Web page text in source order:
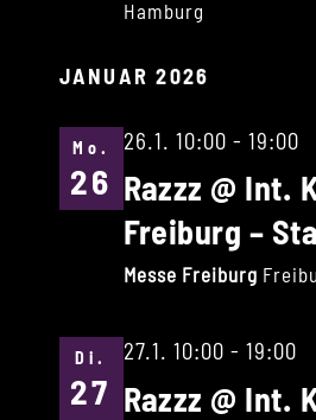
Hamburg
JANUAR 2026
Mo.
26
26.1. 10:00 - 19:00
Razzz @ Int.
Freiburg –
Messe Freiburg
Di.
27
27.1. 10:00 - 19:00
Razzz @ Int.